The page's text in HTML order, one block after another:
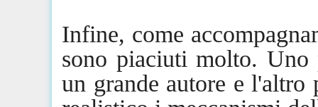
Infine, come
sono piaciuti molto. Uno
un grande autore e l'altro